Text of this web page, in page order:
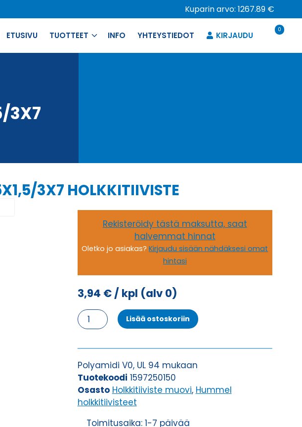
Kuparin arvo: 1267.89 €
ETUSIVU TUOTTEET INFO YHTEYSTIEDOT KIRJAUDU
0
3X7
3X7 HOLKKITIIVISTE
Rekisteröidy tästä maksutta, saat
halvemmat hinnat
Oletko jo asiakas?Kirjaudu sisään nähdäksesi omat
hintasi
3,94 €/ kpl (alv 0)
HSK-
K-
M25X1,5/3X7
HOLKKITIIVISTE
määrä
Lisää ostoskoriin
Polyamidi V0, UL 94 mukaan
Tuotekoodi 1597250150
Osasto Holkkitiiviste muovi, Hummel
holkkitiivisteet
Toimitusaika: 1-7 päivää